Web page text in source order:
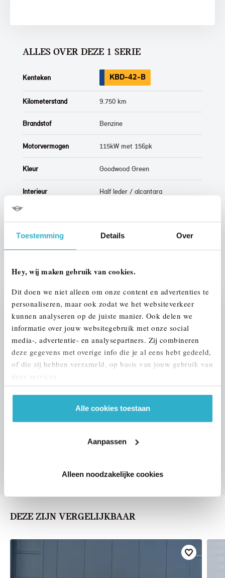
Toestemming Details Over
Hey, wij maken gebruik van cookies.
Dit doen we niet alleen om onze content en advertenties te
personaliseren, maar ook zodat we het websiteverkeer
kunnen analyseren op de juiste manier. Ook delen we
informatie over jouw websitegebruik met onze social
media-, advertentie- en analysepartners. Zij combineren
deze gegevens met overige info die je al eens hebt gedeeld,
of die zij hebben verzameld, op basis van jouw gebruik van
deze services.
Alle cookies toestaan
Aanpassen
Alleen noodzakelijke cookies
Stap 1 van 3
UW AUTO INRUILEN?
ALLES OVER DEZE 1 SERIE
Kenteken KBD-42-B
Kilometerstand 9.750 km
Brandstof Benzine
Motorvermogen 115kW met 156pk
Kleur Goodwood Green
Interieur Half leder / alcantara
ALLE OPTIES EN SPECIFICATIES
DEZE ZIJN VERGELIJKBAAR